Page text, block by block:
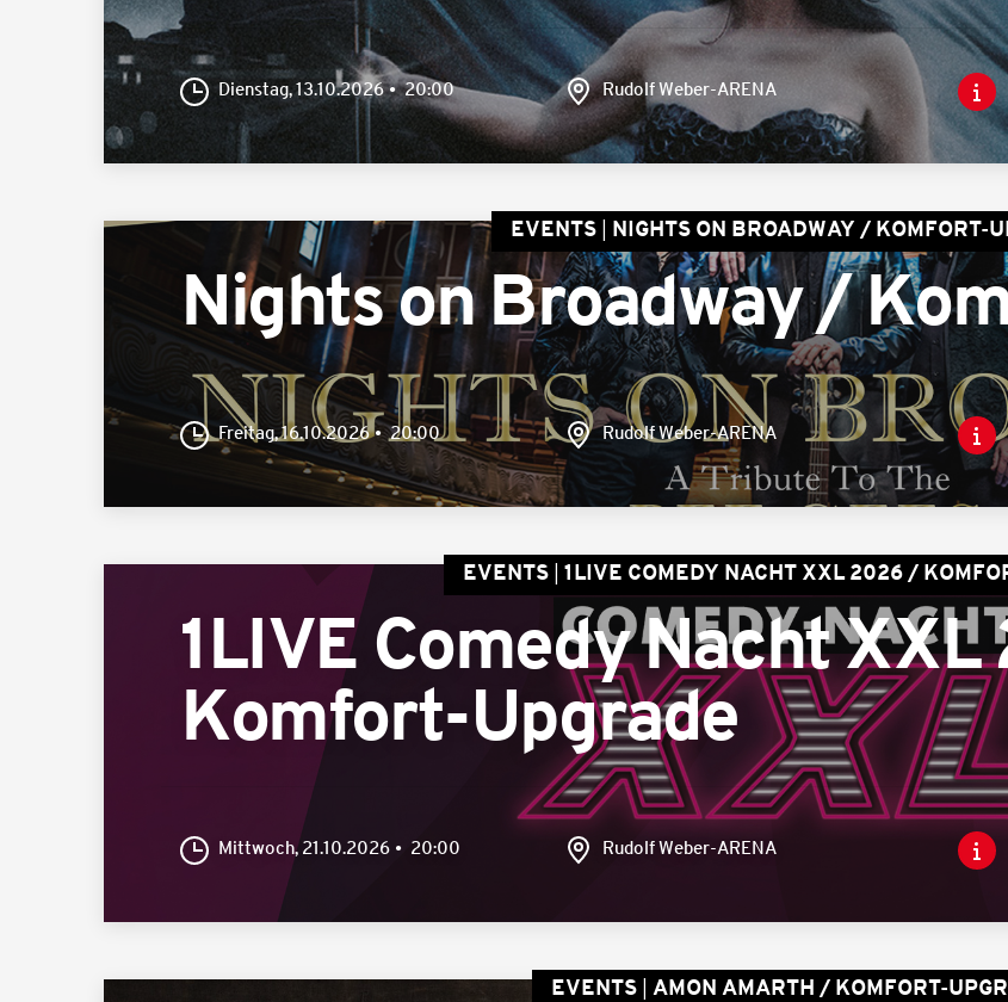
Dienstag, 13.10.2026 20:00 Rudolf Weber-ARENA
EVENTS NIGHTS ON BROADWAY / KOMFORT-
Nights on Broadway /
Freitag, 16.10.2026 20:00 Rudolf Weber-ARENA
EVENTS 1LIVE COMEDY NACHT XXL 2026 /
1LIVE Comedy Nacht
Komfort-Upgrade
Mittwoch, 21.10.2026 20:00 Rudolf Weber-ARENA
EVENTS AMON AMARTH / KOMFORT-